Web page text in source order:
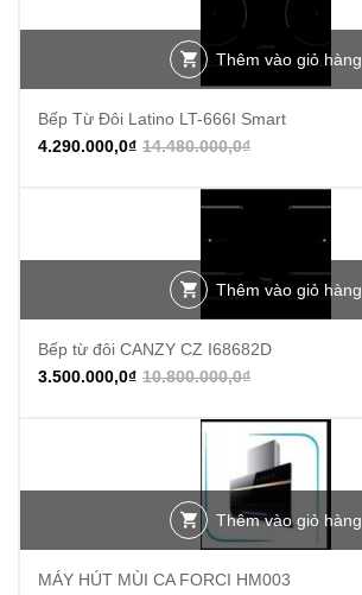
Thêm vào giỏ hàng
Bếp Từ Đôi Latino LT-666I Smart
14.480.000,0₫
4.290.000,0₫
Thêm vào giỏ hàng
Bếp từ đôi CANZY CZ I68682D
10.800.000,0₫
3.500.000,0₫
Thêm vào giỏ hàng
MÁY HÚT MÙI CA FORCI HM003